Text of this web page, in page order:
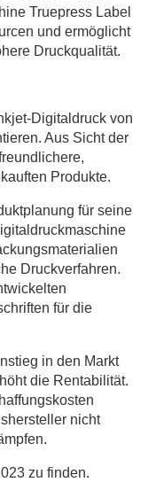
Truepress Label
und ermöglicht
Druckqualität.
Digitaldruck von
Aus Sicht der
Produkte.
für seine
Druckverfahren.
für die
in den Markt
die Rentabilität.
nicht
zu finden.